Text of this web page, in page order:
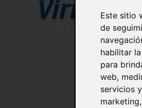
Este sitio
de
habilitar
para
web,
servicios
marketing,